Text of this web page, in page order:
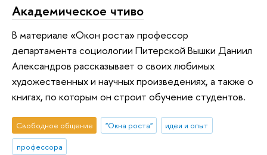
Академическое чтиво
В материале «Окон роста» профессор
департамента социологии Питерской Вышки Даниил
Александров рассказывает о своих любимых
художественных и научных произведениях, а также о
книгах, по которым он строит обучение студентов.
Свободное общение "Окна роста"
идеи и опыт
профессора